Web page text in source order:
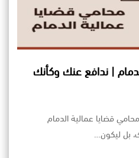
| ندافع عنك وكأنك
قضايا عمالية الدمام
بل ليكون…